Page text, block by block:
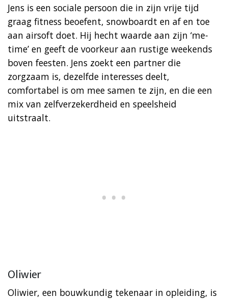
Jens is een sociale persoon die in zijn vrije tijd
graag fitness beoefent, snowboardt en af en toe
aan airsoft doet. Hij hecht waarde aan zijn ‘me-
time’ en geeft de voorkeur aan rustige weekends
boven feesten. Jens zoekt een partner die
zorgzaam is, dezelfde interesses deelt,
comfortabel is om mee samen te zijn, en die een
mix van zelfverzekerdheid en speelsheid
uitstraalt.
Oliwier
Oliwier, een bouwkundig tekenaar in opleiding, is